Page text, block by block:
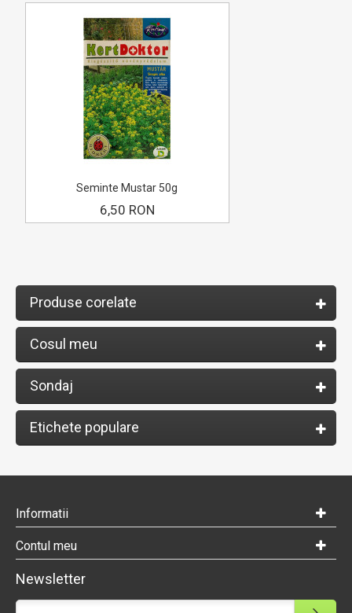
Seminte Mustar 50g
6,50 RON
Produse corelate
Cosul meu
Sondaj
Etichete populare
Informatii
Contul meu
Newsletter